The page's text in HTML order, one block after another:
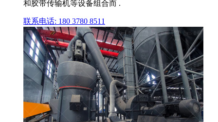
和胶带传输机等设备组合而 .
联系电话: 180 3780 8511